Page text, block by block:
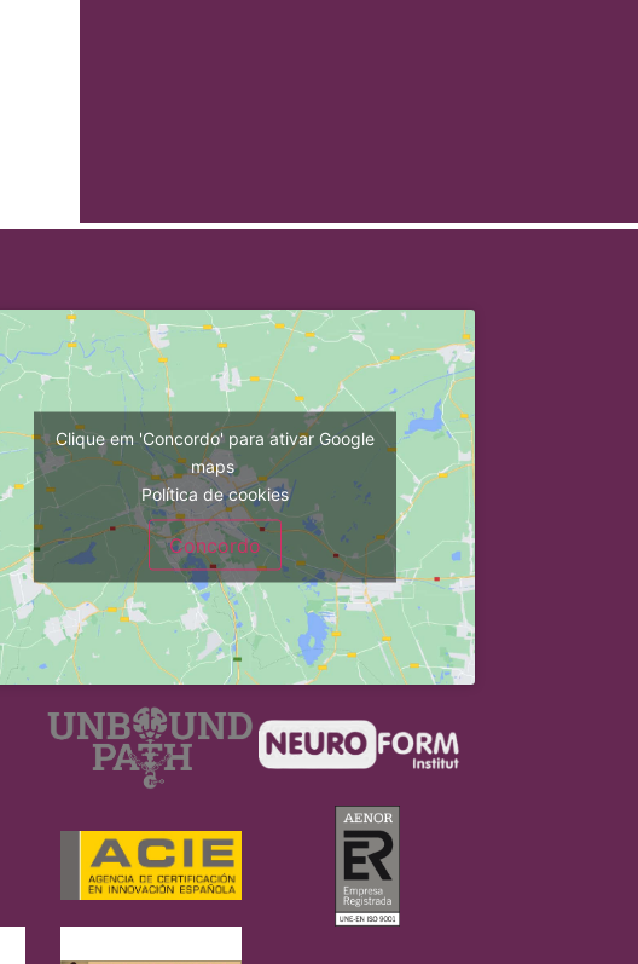
Clique em 'Concordo' para ativar Google
maps
Política de cookies
Concordo